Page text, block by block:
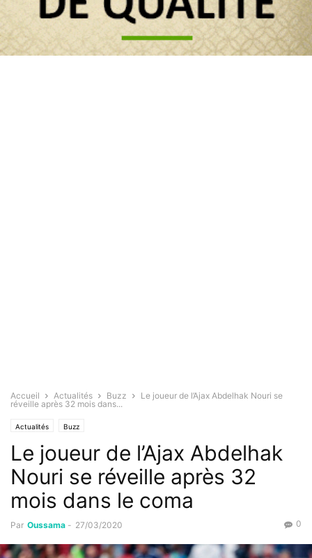
Accueil Actualités Buzz
Le joueur de l’Ajax Abdelhak Nouri se
réveille après 32 mois dans...
Actualités Buzz
Le joueur de l’Ajax Abdelhak
Nouri se réveille après 32
mois dans le coma
Par Oussama - 27/03/2020 0